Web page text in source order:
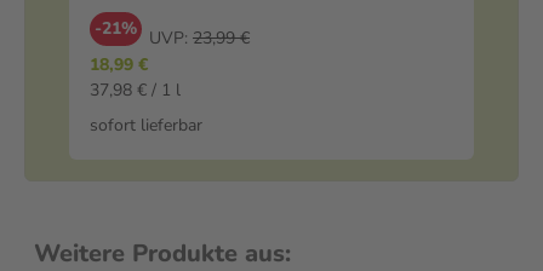
-21% UVP: 23,99 €
18,99 €
37,98 € / 1 l
sofort lieferbar
Weitere Produkte aus: